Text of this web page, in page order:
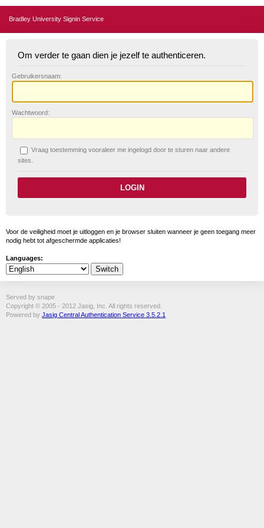
Bradley University Signin Service
Om verder te gaan dien je jezelf te authenticeren.
Gebruikersnaam:
Wachtwoord:
Vraag toestemming vooraleer me ingelogd door te sturen naar andere
sites.
Voor de veiligheid moet je uitloggen en je browser sluiten wanneer je geen toegang meer
nodig hebt tot afgeschermde applicaties!
Languages:
Served by snape
Copyright © 2005 - 2012 Jasig, Inc. All rights reserved.
Powered by Jasig Central Authentication Service 3.5.2.1